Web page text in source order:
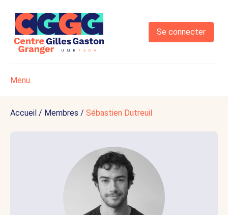
Se connecter
Menu
Accueil / Membres / Sébastien Dutreuil